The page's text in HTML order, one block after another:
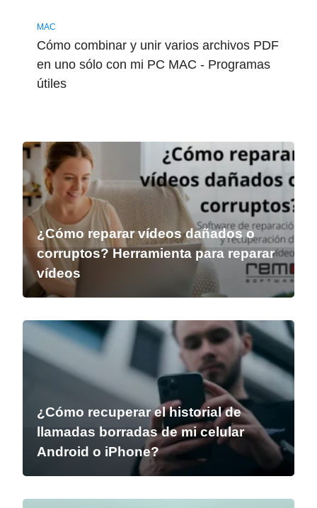
MAC
Cómo combinar y unir varios archivos PDF
en uno sólo con mi PC MAC - Programas
útiles
¿Cómo reparar vídeos dañados o
corruptos? Herramienta para reparar
vídeos
¿Cómo recuperar el historial de
llamadas borradas de mi celular
Android o iPhone?